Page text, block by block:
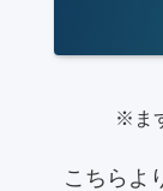
※ま
こちらよ